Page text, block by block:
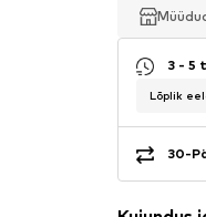
3 - 5
Lõplik
30-